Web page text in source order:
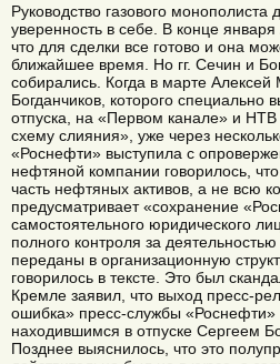
Руководство газового монополиста
уверенность в себе. В конце
что для сделки все готово и она
ближайшее время. Но гг. Сечин и
собирались. Когда в марте
Богданчиков, которого специально
отпуска, на «Первом канале» и НТВ
схему слияния», уже через
«Роснефти» выступила с
нефтяной компании говорилось,
часть нефтяных активов, а не всю
предусматривает «сохранение
самостоятельного юридического
полного контроля за
переданы в организационную
говорилось в тексте. Это был
Кремле заявил, что выход пресс-
ошибка» пресс-службы «Роснефти»
находившимся в отпуске Сергеем
Позднее выяснилось, что это